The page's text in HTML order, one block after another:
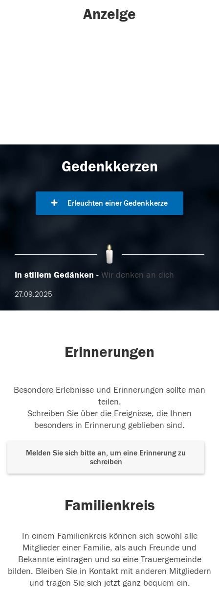
Anzeige
Gedenkkerzen
Erleuchten einer Gedenkkerze
In stillem Gedänken Wir denken an dich
27.09.2025
Erinnerungen
Besondere Erlebnisse und Erinnerungen sollte man
teilen.
Schreiben Sie über die Ereignisse, die Ihnen
besonders in Erinnerung geblieben sind.
Melden Sie sich bitte an, um eine Erinnerung zu
schreiben
Familienkreis
In einem Familienkreis können sich sowohl alle
Mitglieder einer Familie, als auch Freunde und
Bekannte eintragen und so eine Trauergemeinde
bilden. Bleiben Sie in Kontakt mit anderen Mitgliedern
und tragen Sie sich jetzt ganz bequem ein.